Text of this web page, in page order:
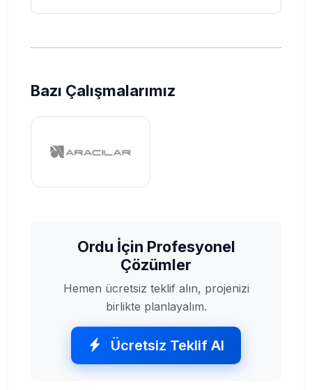
Bazı Çalışmalarımız
Ordu İçin Profesyonel
Çözümler
Hemen ücretsiz teklif alın, projenizi
birlikte planlayalım.
Ücretsiz Teklif Al